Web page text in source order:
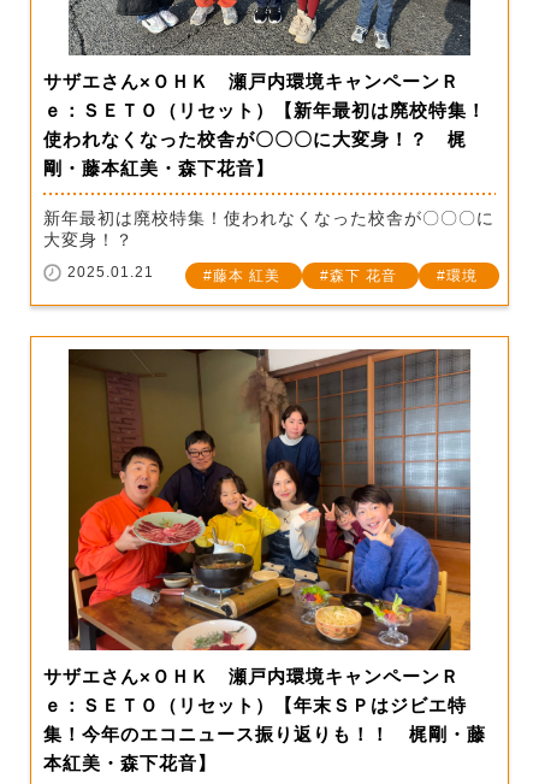
サザエさん×ＯＨＫ 瀬戸内環境キャンペーンＲ
ｅ：ＳＥＴＯ（リセット）【新年最初は廃校特集！
使われなくなった校舎が〇〇〇に大変身！？ 梶
剛・藤本紅美・森下花音】
新年最初は廃校特集！使われなくなった校舎が〇〇〇に
大変身！？
2025.01.21 藤本 紅美 森下 花音 環境
サザエさん×ＯＨＫ 瀬戸内環境キャンペーンＲ
ｅ：ＳＥＴＯ（リセット）【年末ＳＰはジビエ特
集！今年のエコニュース振り返りも！！ 梶剛・藤
本紅美・森下花音】